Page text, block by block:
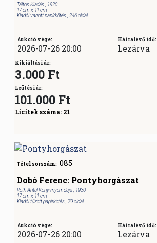
Táltos Kiadás , 1920
17 cm x 11 cm
Kiadói varrott papírkötés , 246 oldal
Aukció vége:
2026-07-26 20:00
Hátralévő idő:
Lezárva
Kikiáltási ár:
3.000 Ft
Leütési ár:
101.000 Ft
Licitek száma: 21
Tétel sorszám: 085
Dobó Ferenc: Pontyhorgászat
Roth Antal Könyvnyomdája , 1930
17 cm x 11 cm
Kiadói tűzött papírkötés , 79 oldal
Aukció vége:
2026-07-26 20:00
Hátralévő idő:
Lezárva